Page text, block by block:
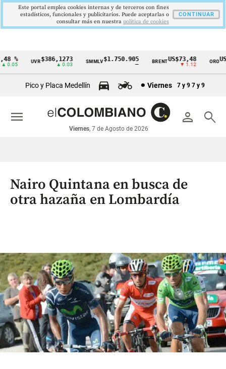
Cintillo
económicos
Colombia
% UVR$386,1273
▲ 0.03
SMMLV$1.750.905 BRENTUS$73,48
▼ 1.12
ORO
Pico y Placa Medellín Viernes 7 y 9 7 y 9
person search
Viernes, 7 de Agosto de 2026
menu
Nairo Quintana en busca de
otra hazaña en Lombardía
Este portal emplea cookies internas y de terceros con fines
estadísticos, funcionales y publicitarios. Puede aceptarlas o
consultar más en nuestra politica de cookies
CONTINUAR